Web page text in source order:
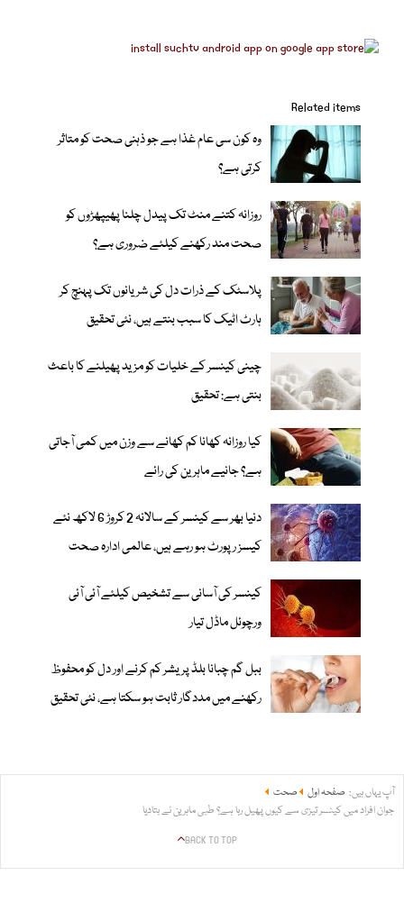
Related items
وہ کون سی عام غذا ہے جو ذہنی صحت کو متاثر
کرتی ہے؟
روزانہ کتنے منٹ تک پیدل چلنا پھیپھڑوں کو
صحت مند رکھنے کیلئے ضروری ہے؟
پلاسٹک کے ذرات دل کی شریانوں تک پہنچ کر
ہارٹ اٹیک کا سبب بنتے ہیں، نئی تحقیق
چینی کینسر کے خلیات کو مزید پھیلنے کا باعث
بنتی ہے: تحقیق
کیا روزانہ کھانا کم کھانے سے وزن میں کمی آجاتی
ہے؟ جانیے ماہرین کی رائے
دنیا بھر سے کینسر کے سالانہ 2 کروڑ 6 لاکھ نئے
کیسز رپورٹ ہو رہے ہیں، عالمی ادارہ صحت
کینسر کی آسانی سے تشخیص کیلئے آئی آئی
ورچوئل ماڈل تیار
ببل گم چبانا بلڈ پریشر کم کرنے اور دل کو محفوظ
رکھنے میں مددگار ثابت ہو سکتا ہے، نئی تحقیق
آپ یہاں ہیں: صفحہ اول
صحت
جوان افراد میں کینسر تیزی سے کیوں پھیل رہا ہے؟ طبی ماہرین نے بتادیا
BACK TO TOP